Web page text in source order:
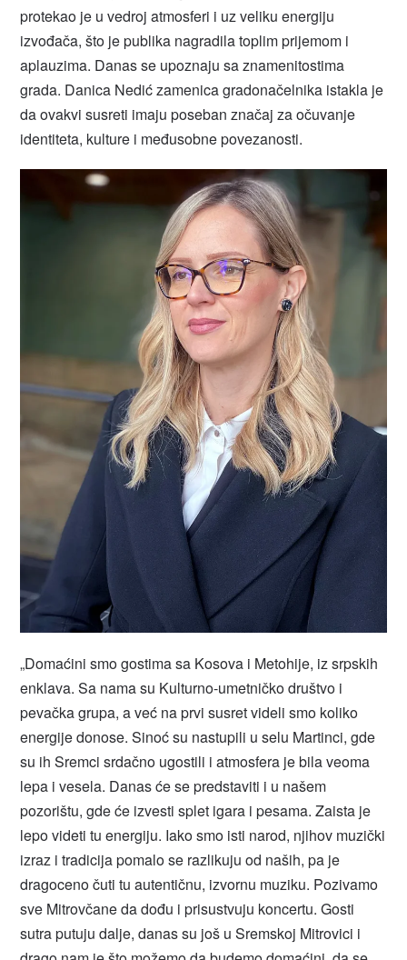
protekao je u vedroj atmosferi i uz veliku energiju
izvođača, što je publika nagradila toplim prijemom i
aplauzima. Danas se upoznaju sa znamenitostima
grada. Danica Nedić zamenica gradonačelnika istakla je
da ovakvi susreti imaju poseban značaj za očuvanje
identiteta, kulture i međusobne povezanosti.
„Domaćini smo gostima sa Kosova i Metohije, iz srpskih
enklava. Sa nama su Kulturno-umetničko društvo i
pevačka grupa, a već na prvi susret videli smo koliko
energije donose. Sinoć su nastupili u selu Martinci, gde
su ih Sremci srdačno ugostili i atmosfera je bila veoma
lepa i vesela. Danas će se predstaviti i u našem
pozorištu, gde će izvesti splet igara i pesama. Zaista je
lepo videti tu energiju. Iako smo isti narod, njihov muzički
izraz i tradicija pomalo se razlikuju od naših, pa je
dragoceno čuti tu autentičnu, izvornu muziku. Pozivamo
sve Mitrovčane da dođu i prisustvuju koncertu. Gosti
sutra putuju dalje, danas su još u Sremskoj Mitrovici i